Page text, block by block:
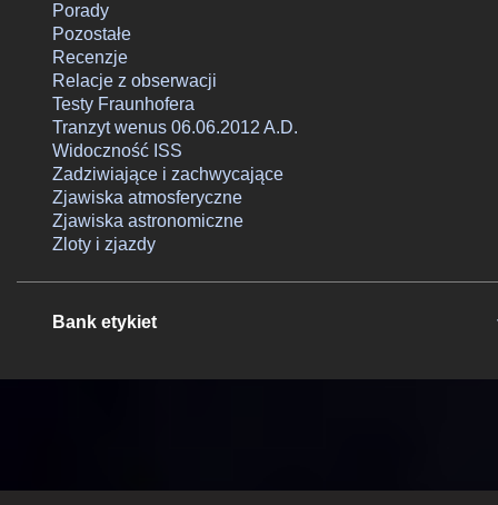
rzućmy okiem czego możemy o...
Porady
Pozostałe
Recenzje
Relacje z obserwacji
Testy Fraunhofera
Tranzyt wenus 06.06.2012 A.D.
Widoczność ISS
Zadziwiające i zachwycające
Zjawiska atmosferyczne
Zjawiska astronomiczne
Zloty i zjazdy
Bank etykiet